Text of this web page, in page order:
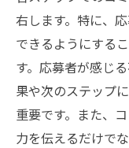
右します。特に、
できるようにする
す。応募者が感じ
果や次のステップ
重要です。また、
力を伝えるだけで